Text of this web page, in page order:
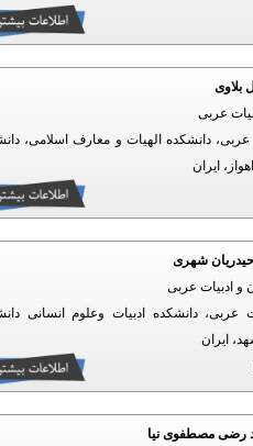
دانشکده الهیات و معارف اسلامی، دانشگاه
شهری
عربی
دانشکده ادبیات وعلوم انسانی دانشگاه
مصطفوی نیا